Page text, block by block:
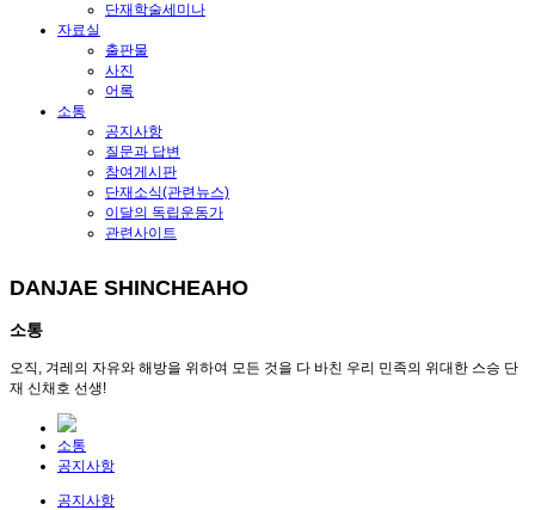
단재학술세미나
자료실
출판물
사진
어록
소통
공지사항
질문과 답변
참여게시판
단재소식(관련뉴스)
이달의 독립운동가
관련사이트
DANJAE SHINCHEAHO
소통
오직, 겨레의 자유와 해방을 위하여 모든 것을 다 바친 우리 민족의 위대한 스승 단
재 신채호 선생!
소통
공지사항
공지사항